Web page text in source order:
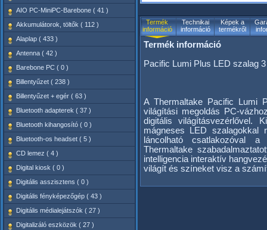
AIO PC-MiniPC-Barebone ( 41 )
Akkumulátorok, töltők ( 112 )
Alaplap ( 433 )
Antenna ( 42 )
Barebone PC ( 0 )
Billentyűzet ( 238 )
Billentyűzet + egér ( 63 )
Bluetooth adapterek ( 37 )
Bluetooth kihangosító ( 0 )
Bluetooth-os headset ( 5 )
CD lemez ( 4 )
Digital kiosk ( 0 )
Digitális asszisztens ( 0 )
Digitális fényképezőgép ( 43 )
Digitális médialejátszók ( 27 )
Digitalizáló eszközök ( 27 )
Termék
információ
Technikai
információ
Képek a
termékről
Termék információ
Pacific Lumi Plus LED szalag
A Thermaltake Pacific Lumi
világítási megoldás PC-
digitális világításvezérlővel.
mágneses LED szalagokkal
láncolható csatlakozóval
Thermaltake
intelligencia interaktív
világít és színeket visz a